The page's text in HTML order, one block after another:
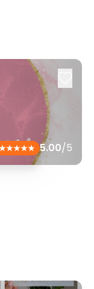
5.00/5